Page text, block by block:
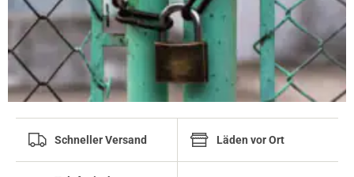
Schneller Versand Läden vor Ort